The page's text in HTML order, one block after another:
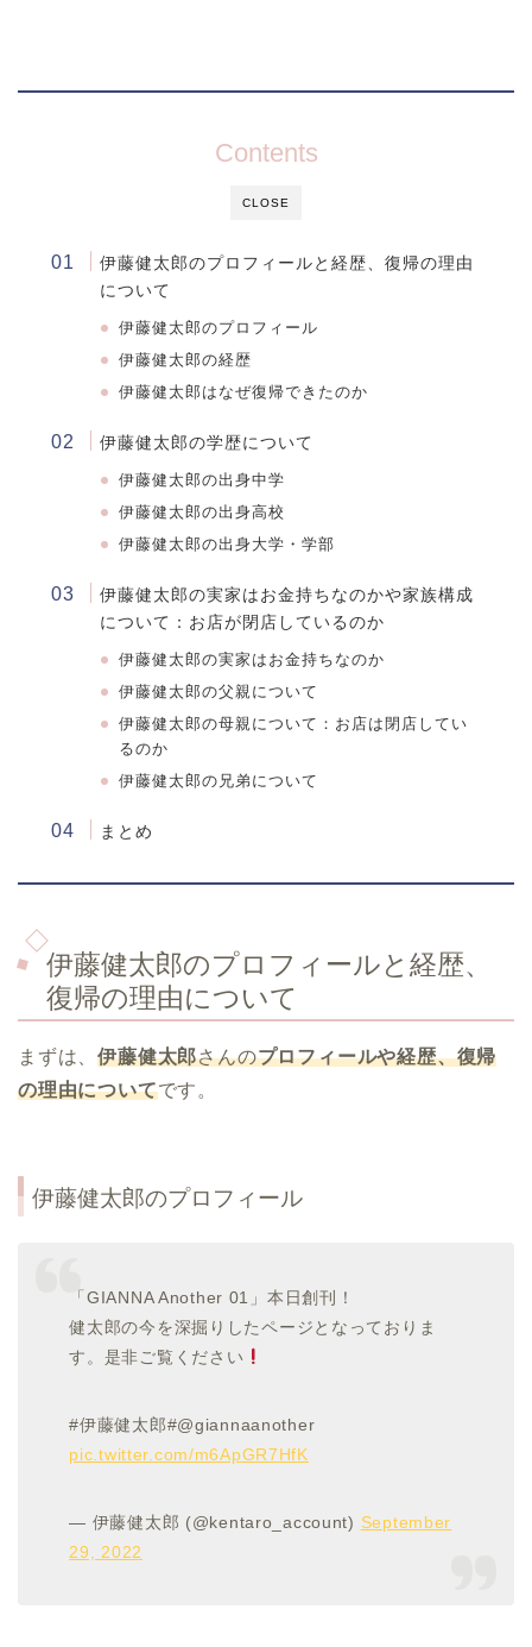
CLOSE
Contents
伊藤健太郎のプロフィールと経歴、復帰の理由
について
伊藤健太郎のプロフィール
伊藤健太郎の経歴
伊藤健太郎はなぜ復帰できたのか
伊藤健太郎の学歴について
伊藤健太郎の出身中学
伊藤健太郎の出身高校
伊藤健太郎の出身大学・学部
伊藤健太郎の実家はお金持ちなのかや家族構成
について：お店が閉店しているのか
伊藤健太郎の実家はお金持ちなのか
伊藤健太郎の父親について
伊藤健太郎の母親について：お店は閉店してい
るのか
伊藤健太郎の兄弟について
まとめ
伊藤健太郎のプロフィールと経歴、
復帰の理由について
まずは、伊藤健太郎さんのプロフィールや経歴、復帰
の理由についてです。
伊藤健太郎のプロフィール
「GIANNA Another 01」本日創刊！
健太郎の今を深掘りしたページとなっておりま
す。是非ご覧ください
#伊藤健太郎#@giannaanother
pic.twitter.com/m6ApGR7HfK
— 伊藤健太郎 (@kentaro_account) September
29, 2022